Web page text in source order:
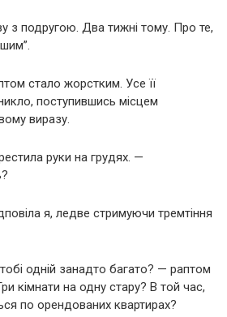
з подругою. Два тижні тому. Про те,
стало жорстким. Усе її
поступившись місцем
виразу.
руки на грудях. —
я, ледве стримуючи тремтіння
одній занадто багато? — раптом
кімнати на одну стару? В той час,
по орендованих квартирах?